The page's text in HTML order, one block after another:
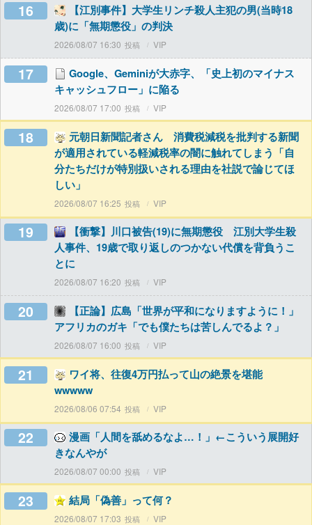
16
【江別事件】大学生リンチ殺人主犯の男(当時18
歳)に「無期懲役」の判決
2026/08/07 16:30 VIP
17
Google、Geminiが大赤字、「史上初のマイナス
キャッシュフロー」に陥る
2026/08/07 17:00 VIP
18
元朝日新聞記者さん 消費税減税を批判する新聞
が適用されている軽減税率の闇に触れてしまう「自
分たちだけが特別扱いされる理由を社説で論じてほ
しい」
2026/08/07 16:25 VIP
19
【衝撃】川口被告(19)に無期懲役 江別大学生殺
人事件、19歳で取り返しのつかない代償を背負うこ
とに
2026/08/07 16:20 VIP
20
【正論】広島「世界が平和になりますように！」
アフリカのガキ「でも僕たちは苦しんでるよ？」
2026/08/07 16:00 VIP
21
ワイ将、往復4万円払って山の絶景を堪能
wwwww
2026/08/06 07:54 VIP
22
漫画「人間を舐めるなよ…！」←こういう展開好
きなんやが
2026/08/07 00:00 VIP
23 結局「偽善」って何？
2026/08/07 17:03 VIP